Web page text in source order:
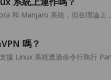
和 Manjaro 系統，但在理論上
嗎？
Linux 系統透過命令行執行